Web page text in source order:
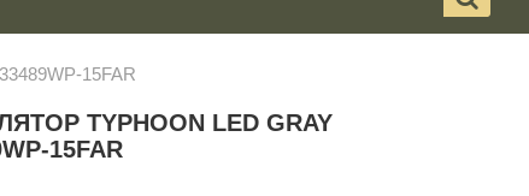
15FAR
TYPHOON LED GRAY
15FAR